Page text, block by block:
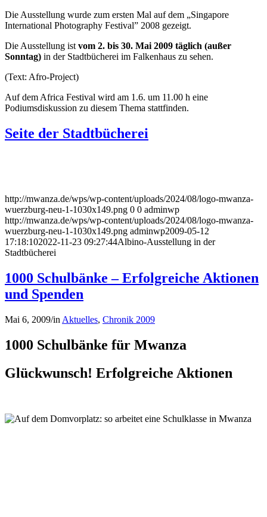
Die Ausstellung wurde zum ersten Mal auf dem „Singapore
International Photography Festival” 2008 gezeigt.
Die Ausstellung ist vom 2. bis 30. Mai 2009 täglich (außer
Sonntag) in der Stadtbücherei im Falkenhaus zu sehen.
(Text: Afro-Project)
Auf dem Africa Festival wird am 1.6. um 11.00 h eine
Podiumsdiskussion zu diesem Thema stattfinden.
Seite der Stadtbücherei
http://mwanza.de/wps/wp-content/uploads/2024/08/logo-mwanza-
wuerzburg-neu-1-1030x149.png 0 0 adminwp
http://mwanza.de/wps/wp-content/uploads/2024/08/logo-mwanza-
wuerzburg-neu-1-1030x149.png adminwp2009-05-12
17:18:102022-11-23 09:27:44Albino-Ausstellung in der
Stadtbücherei
1000 Schulbänke – Erfolgreiche Aktionen
und Spenden
Mai 6, 2009/in Aktuelles, Chronik 2009
1000 Schulbänke für Mwanza
Glückwunsch! Erfolgreiche Aktionen